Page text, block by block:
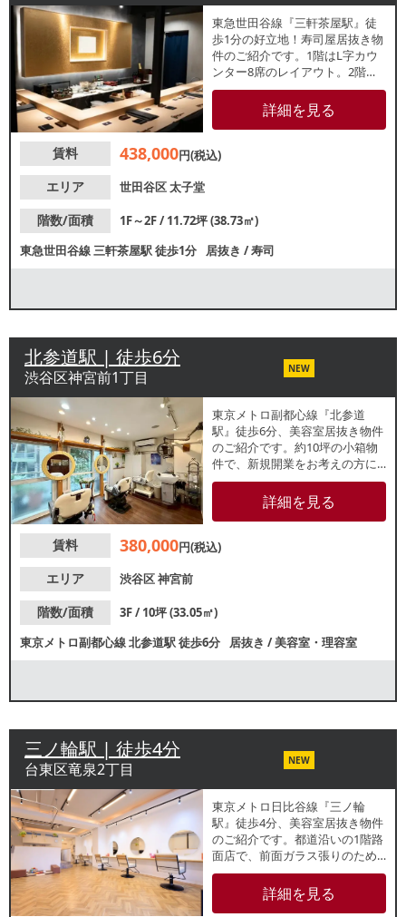
東急世田谷線『三軒茶屋駅』徒
歩1分の好立地！寿司屋居抜き物
件のご紹介です。1階はL字カウ
ンター8席のレイアウト。2階に
は個室がございます。住居横の
細い通路を進んだ奥に現れる隠
れ家店舗で、会員制の飲食店に
にお問合せください。
詳細を見る
賃料 438,000円(税込)
エリア
世田谷区太子堂
階数/面積
1F～2F / 11.72坪 (38.73㎡)
東急世田谷線三軒茶屋駅徒歩1分 居抜き /寿司
北参道駅 | 徒歩6分
渋谷区神宮前1丁目 NEW
東京メトロ副都心線『北参道
駅』徒歩6分、美容室居抜き物件
のご紹介です。約10坪の小箱物
件で、新規開業をお考えの方に
もおすすめです。原宿エリアの
美容室激戦区で出店のチャンス
です！ぜひお気軽にお問合せく
詳細を見る
賃料 380,000円(税込)
エリア
渋谷区神宮前
階数/面積
3F / 10坪 (33.05㎡)
東京メトロ副都心線北参道駅徒歩6分 居抜き /美容室・理容室
三ノ輪駅 | 徒歩4分
台東区竜泉2丁目 NEW
東京メトロ⽇⽐⾕線『三ノ輪
駅』徒歩4分、美容室居抜き物件
のご紹介です。都道沿いの1階路
面店で、前面ガラス張りのため
視認性良好。店内は約20.78坪の
サイズ感で、現在はセット面6席
レイアウトで使用中です。駅か
詳細を見る